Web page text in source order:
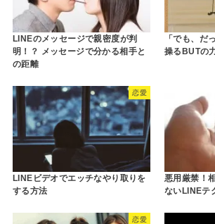
LINEのメッセージで親密度が判
明！？ メッセージで分かる相手と
の距離
「でも、だ
操るBUTの
恋愛
LINEビデオでエッチなやり取りを
する方法
悪用厳禁！
ないLINEテ
恋愛